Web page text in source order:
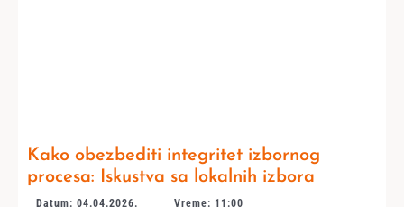
Kako obezbediti integritet izbornog
procesa: Iskustva sa lokalnih izbora
Datum: 04.04.2026. Vreme: 11:00